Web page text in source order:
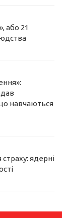
або 21
навчаються
ядерні